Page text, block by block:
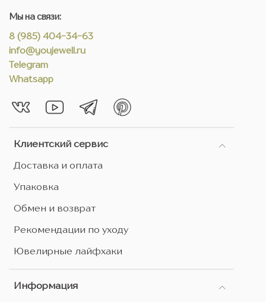
Мы на связи:
8 (985) 404-34-63
info@youjewell.ru
Telegram
Whatsapp
Клиентский сервис
Доставка и оплата
Упаковка
Обмен и возврат
Рекомендации по уходу
Ювелирные лайфхаки
Информация